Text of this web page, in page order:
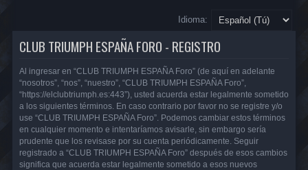
Idioma:
CLUB TRIUMPH ESPAÑA FORO - REGISTRO
Al ingresar en “CLUB TRIUMPH ESPAÑA Foro” (de aquí en adelante
“nosotros”, “nos”, “nuestro”, “CLUB TRIUMPH ESPAÑA Foro”,
“https://elclubtriumph.es:443”), usted acuerda estar legalmente sometido
a los siguientes términos. En caso contrario por favor no se registre y/o
use “CLUB TRIUMPH ESPAÑA Foro”. Podemos cambiar estos términos
en cualquier momento e intentaríamos avisarle, sin embargo sería
prudente que los revisase por su cuenta periódicamente. Seguir
registrado a “CLUB TRIUMPH ESPAÑA Foro” después de esos cambios
significa que acuerda estar legalmente sometido a esos nuevos